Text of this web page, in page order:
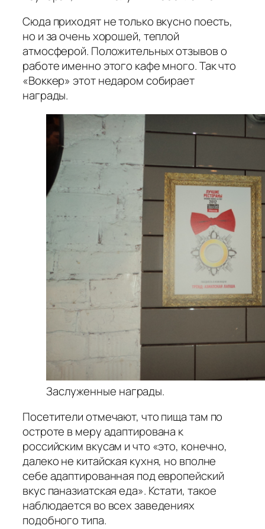
Сюда приходят не только вкусно поесть,
но и за очень хорошей, теплой
атмосферой. Положительных отзывов о
работе именно этого кафе много. Так что
«Воккер» этот недаром собирает
награды.
Заслуженные награды.
Посетители отмечают, что пища там по
остроте в меру адаптирована к
российским вкусам и что «это, конечно,
далеко не китайская кухня, но вполне
себе адаптированная под европейский
вкус паназиатская еда». Кстати, такое
наблюдается во всех заведениях
подобного типа.